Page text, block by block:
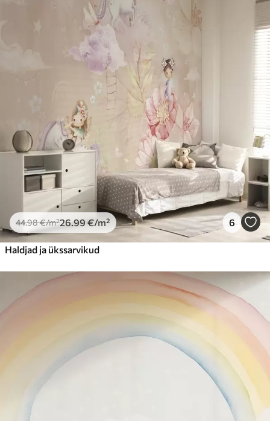
44.98€/m²26.99 €/m² 6
Haldjad ja ükssarvikud